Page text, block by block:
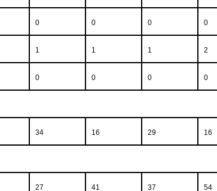
0 0 0 0
1 1 1 2
0 0 0 0
34 16 29 16
27 41 37 54